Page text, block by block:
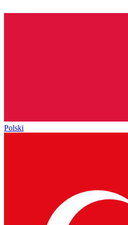
Polski